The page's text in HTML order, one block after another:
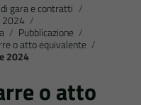
gara e contratti /
2024 /
/ Pubblicazione /
o atto equivalente /
2024
o atto